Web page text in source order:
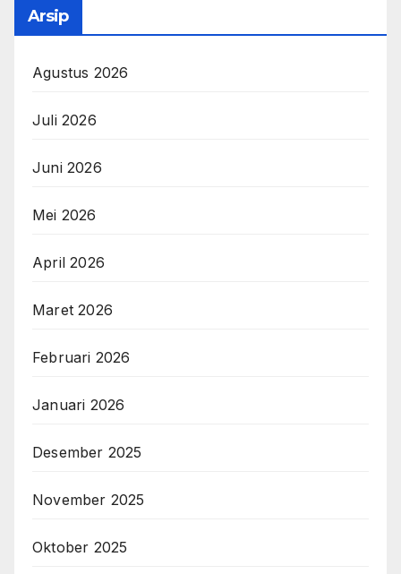
Arsip
Agustus 2026
Juli 2026
Juni 2026
Mei 2026
April 2026
Maret 2026
Februari 2026
Januari 2026
Desember 2025
November 2025
Oktober 2025